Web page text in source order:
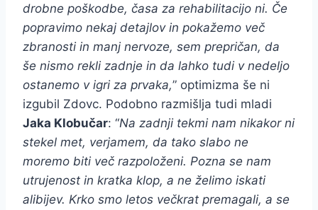
drobne poškodbe, časa za rehabilitacijo ni. Če
popravimo nekaj detajlov in pokažemo več
zbranosti in manj nervoze, sem prepričan, da
še nismo rekli zadnje in da lahko tudi v nedeljo
ostanemo v igri za prvaka,” optimizma še ni
izgubil Zdovc. Podobno razmišlja tudi mladi
Jaka Klobučar: “Na zadnji tekmi nam nikakor ni
stekel met, verjamem, da tako slabo ne
moremo biti več razpoloženi. Pozna se nam
utrujenost in kratka klop, a ne želimo iskati
alibijev. Krko smo letos večkrat premagali, a se